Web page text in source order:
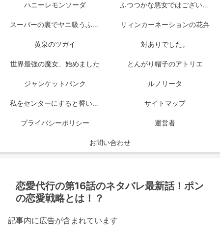
ハニーレモンソーダ ふつつかな悪女ではございますが
スーパーの裏でヤニ吸うふたり リィンカーネーションの花弁
黄泉のツガイ 対ありでした。
世界最強の魔女、始めました とんがり帽子のアトリエ
ジャンケットバンク ルノリータ
私をセンターにすると誓いますか？ サイトマップ
プライバシーポリシー 運営者
お問い合わせ
恋愛代行の第16話のネタバレ最新話！ポン
の恋愛戦略とは！？
記事内に広告が含まれています